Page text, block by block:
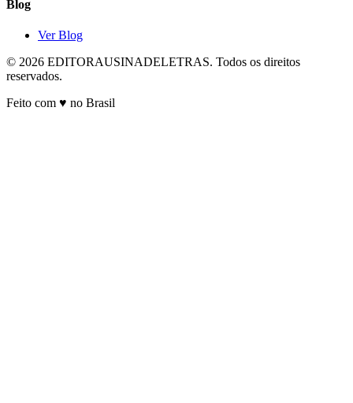
Blog
Ver Blog
© 2026 EDITORAUSINADELETRAS. Todos os direitos
reservados.
Feito com ♥ no Brasil